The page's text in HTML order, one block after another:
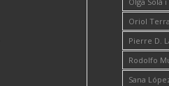
Oriol
Pierre D.
Rodolfo
Sana